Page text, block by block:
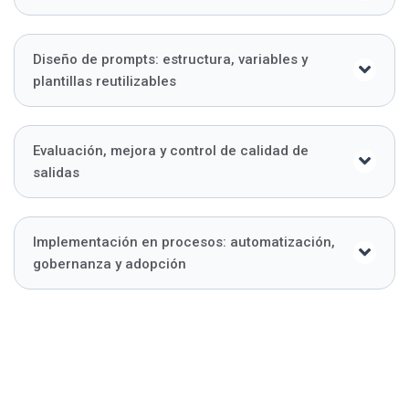
Diseño de prompts: estructura, variables y
plantillas reutilizables
Evaluación, mejora y control de calidad de
salidas
Implementación en procesos: automatización,
gobernanza y adopción